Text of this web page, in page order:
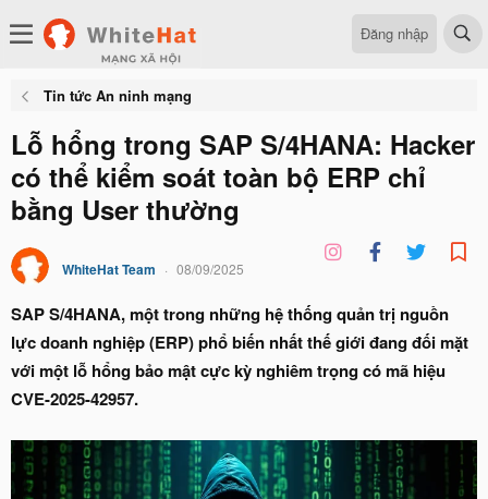
Đăng nhập
Tin tức An ninh mạng
Lỗ hổng trong SAP S/4HANA: Hacker
có thể kiểm soát toàn bộ ERP chỉ
bằng User thường
WhiteHat Team 08/09/2025
SAP S/4HANA, một trong những hệ thống quản trị nguồn
lực doanh nghiệp (ERP) phổ biến nhất thế giới đang đối mặt
với một lỗ hổng bảo mật cực kỳ nghiêm trọng có mã hiệu
CVE-2025-42957.